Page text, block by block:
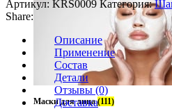
Маски для лица(111)
Артикул: KRS0009 Категория:
Share:
Описание
Применение
Состав
Детали
Отзывы (0)
Доставка